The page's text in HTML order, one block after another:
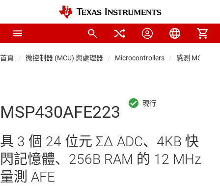
首頁 微控制器 (MCU) 與處理器 Microcontrollers 感測 MCU
MSP430AFE223
具 3 個 24 位元 ΣΔ ADC、4KB 快
閃記憶體、256B RAM 的 12 MHz
量測 AFE